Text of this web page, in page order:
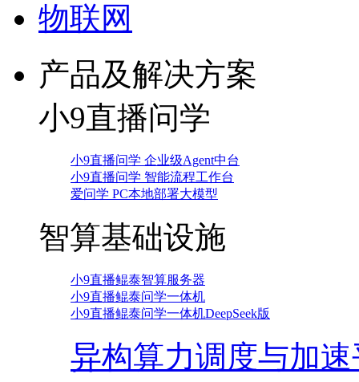
物联网
产品及解决方案
小9直播问学
小9直播问学 企业级Agent中台
小9直播问学 智能流程工作台
爱问学 PC本地部署大模型
智算基础设施
小9直播鲲泰智算服务器
小9直播鲲泰问学一体机
小9直播鲲泰问学一体机DeepSeek版
异构算力调度与加